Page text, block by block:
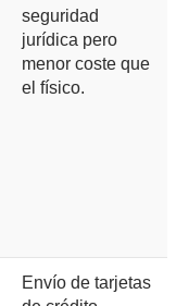
seguridad
jurídica pero
menor coste que
el físico.
Envío de tarjetas